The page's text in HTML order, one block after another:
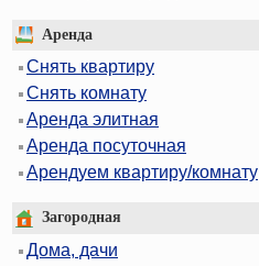
Аренда
Снять квартиру
Снять комнату
Аренда элитная
Аренда посуточная
Арендуем квартиру/комнату
Загородная
Дома, дачи